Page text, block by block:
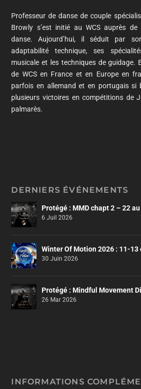
Professeur de danse de couple
Browly s’est initié au WCS auprès
danse. Aujourd’hui, il séduit par
adaptabilité technique, ses
musicale et les techniques de guidage.
de WCS en France et en Europe en
parfois en allemand et en portugais si
plusieurs victoires en compétitions de
palmarès.
DERNIERS ÉVÉNEMENTS
Protégé : MMD chapt 2 – 22
6 Juil 2026
Winter Of Motion 2026 : 11-13
30 Juin 2026
Protégé : Mindful Movement
26 Mar 2026
INFORMATIONS